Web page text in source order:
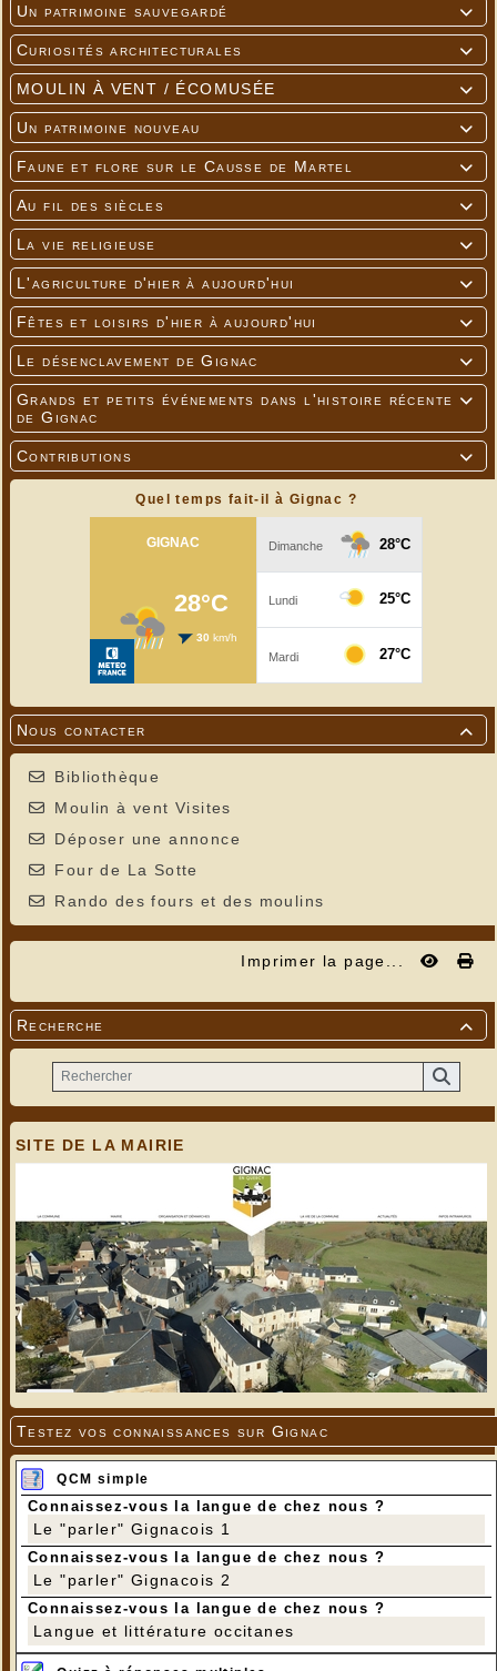

Un patrimoine sauvegardé

Curiosités architecturales

MOULIN À VENT / ÉCOMUSÉE

Un patrimoine nouveau

Faune et flore sur le Causse de Martel

Au fil des siècles

La vie religieuse

L'agriculture d'hier à aujourd'hui

Fêtes et loisirs d'hier à aujourd'hui

Le désenclavement de Gignac

Grands et petits événements dans l'histoire récente
de Gignac

Contributions
Quel temps fait-il à Gignac ?

Nous contacter
Bibliothèque
Moulin à vent Visites
Déposer une annonce
Four de La Sotte
Rando des fours et des moulins
Imprimer la page...

Recherche
SITE DE LA MAIRIE
Testez vos connaissances sur Gignac
QCM simple
Connaissez-vous la langue de chez nous ?
Le "parler" Gignacois 1
Connaissez-vous la langue de chez nous ?
Le "parler" Gignacois 2
Connaissez-vous la langue de chez nous ?
Langue et littérature occitanes